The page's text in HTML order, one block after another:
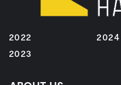
2022
2023
2024